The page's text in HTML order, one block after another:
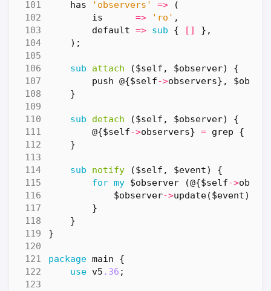
has 'observers' =>
(
is
=> 'ro' ,
default => sub { []
},
);
sub attach
($self, $observer) {
push @{$self->observers},
}
sub detach
($self, $observer) {
@{$self->observers} = grep {
}
sub notify
($self, $event) {
for my $observer (@{$self->
$observer->update($event);
}
}
}
package main
{
use v5 .36 ;